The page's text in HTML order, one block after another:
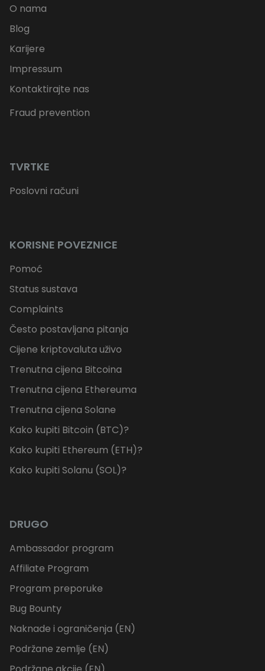
O nama
Blog
Karijere
Impressum
Kontaktirajte nas
Fraud prevention
TVRTKE
Poslovni računi
KORISNE POVEZNICE
Pomoć
Status sustava
Complaints
Često postavljana pitanja
Cijene kriptovaluta uživo
Trenutna cijena Bitcoina
Trenutna cijena Ethereuma
Trenutna cijena Solane
Kako kupiti Bitcoin (BTC)?
Kako kupiti Ethereum (ETH)?
Kako kupiti Solanu (SOL)?
DRUGO
Ambassador program
Affiliate Program
Program preporuke
Bug Bounty
Naknade i ograničenja (EN)
Podržane zemlje (EN)